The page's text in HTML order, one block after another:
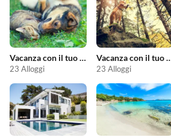
Vacanza con il tuo animale domestico
23 Alloggi
Vacanza con
23 Alloggi